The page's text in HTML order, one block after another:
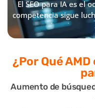
complejas y
conectando con la
intención de
real del cliente.
El SEO para IA es el
competencia sigue
que pierde
espacio de «fuente
¿Por Qué AMD
Aumento de